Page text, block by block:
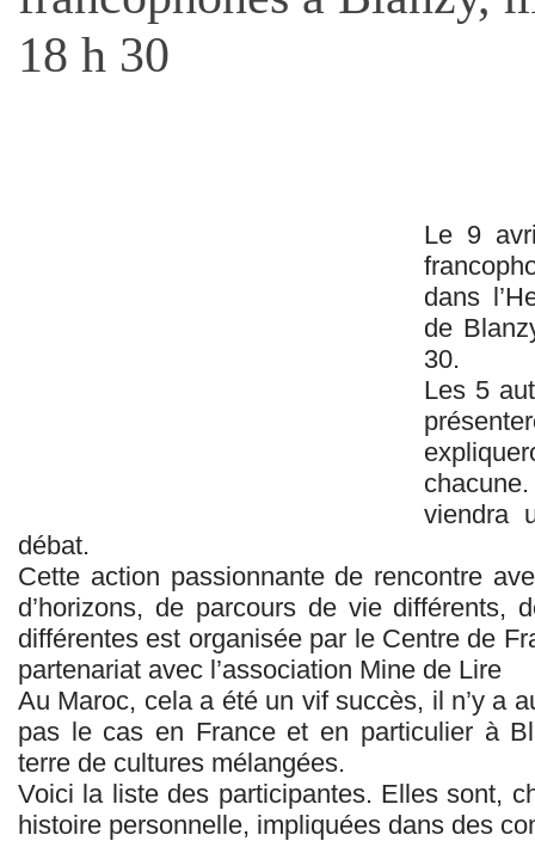
18 h 30
Le 9
dans
de
30.
Les 5
viendra
débat.
Cette action passionnante de rencontre
d’horizons, de parcours de vie différents,
différentes est organisée par le Centre de
partenariat avec l’association Mine de Lire
Au Maroc, cela a été un vif succès, il n’y a
pas le cas en France et en particulier à
terre de cultures mélangées.
Voici la liste des participantes. Elles sont,
histoire personnelle, impliquées dans des